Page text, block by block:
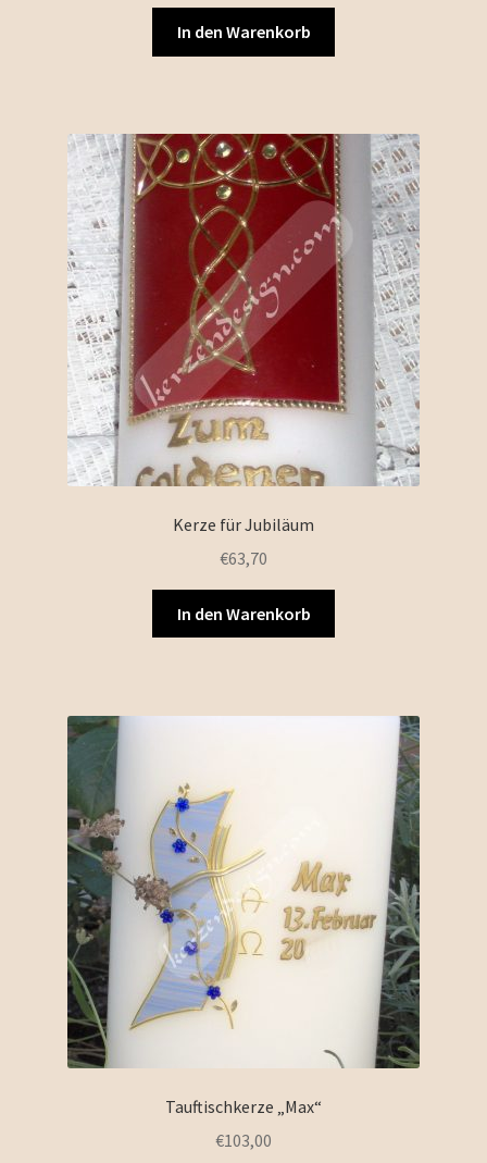
In den Warenkorb
Kerze für Jubiläum
€63,70
In den Warenkorb
Tauftischkerze „Max“
€103,00